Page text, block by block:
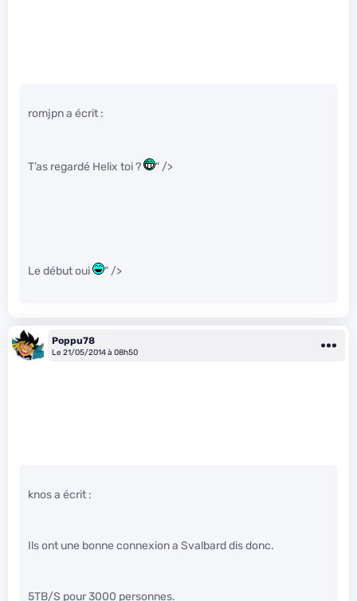
romjpn a écrit :
T’as regardé Helix toi ? " />
Le début oui " />
Poppu78
Le 21/05/2014 à 08h50
knos a écrit :
Ils ont une bonne connexion a Svalbard dis donc.
5TB/S pour 3000 personnes.